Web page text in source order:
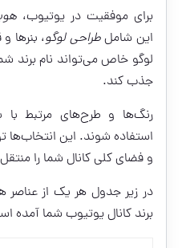
برای موفقیت در یوتیوب،
این شاملطراحی لوگو، بنرها
لوگو خاص می‌تواند نام برند
جذب کند.
رنگ‌ها و طرح‌های مرتبط با
استفاده شوند. این انتخاب‌ها
و فضای کلی کانال شما را
در زیر جدول هر یک از
برند کانال یوتیوب شما آمده